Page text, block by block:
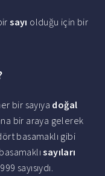
sayı olduğu için bir
bir sayıya doğal
bir araya gelerek
basamaklı gibi
sayıları
sayısıydı.